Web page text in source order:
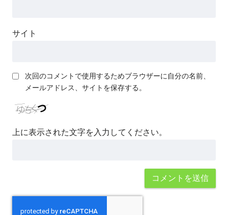
サイト
次回のコメントで使用するためブラウザーに自分の名前、
メールアドレス、サイトを保存する。
上に表示された文字を入力してください。